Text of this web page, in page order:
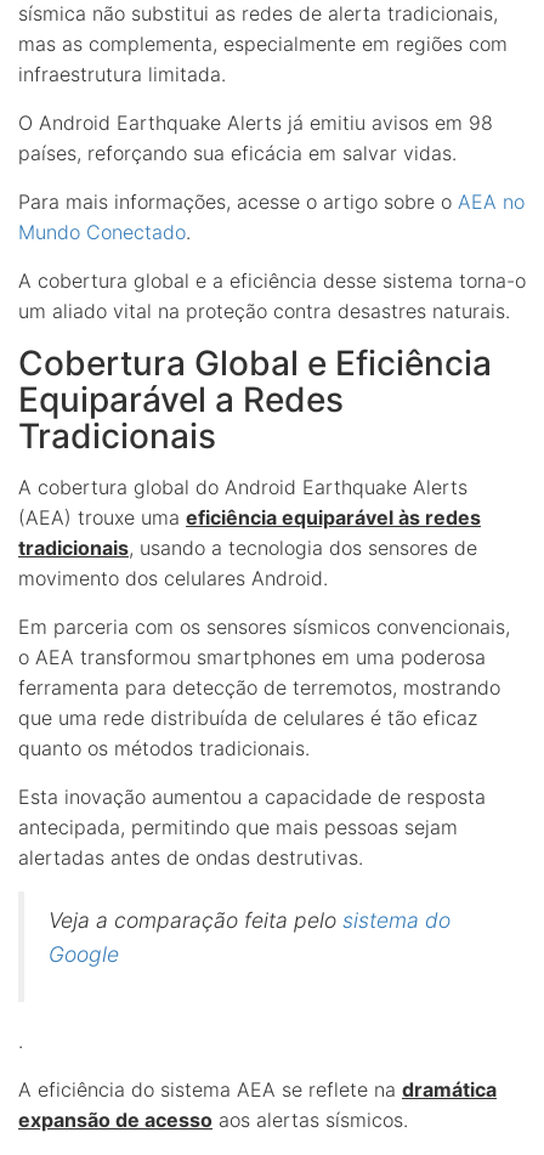
sísmica não substitui as redes de alerta tradicionais,
mas as complementa, especialmente em regiões com
infraestrutura limitada.
O Android Earthquake Alerts já emitiu avisos em 98
países, reforçando sua eficácia em salvar vidas.
Para mais informações, acesse o artigo sobre o AEA no
Mundo Conectado.
A cobertura global e a eficiência desse sistema torna-o
um aliado vital na proteção contra desastres naturais.
Cobertura Global e Eficiência
Equiparável a Redes
Tradicionais
A cobertura global do Android Earthquake Alerts
(AEA) trouxe uma eficiência equiparável às redes
tradicionais, usando a tecnologia dos sensores de
movimento dos celulares Android.
Em parceria com os sensores sísmicos convencionais,
o AEA transformou smartphones em uma poderosa
ferramenta para detecção de terremotos, mostrando
que uma rede distribuída de celulares é tão eficaz
quanto os métodos tradicionais.
Esta inovação aumentou a capacidade de resposta
antecipada, permitindo que mais pessoas sejam
alertadas antes de ondas destrutivas.
Veja a comparação feita pelo sistema do
Google
.
A eficiência do sistema AEA se reflete na dramática
expansão de acesso aos alertas sísmicos.